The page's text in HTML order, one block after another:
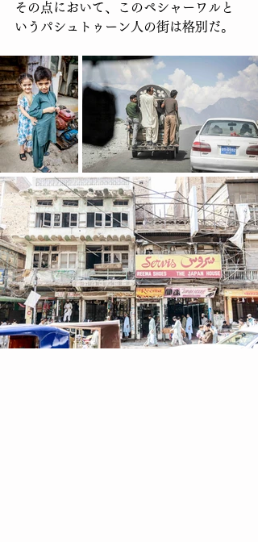
その点において、このペシャーワルと
いうパシュトゥーン人の街は格別だ。